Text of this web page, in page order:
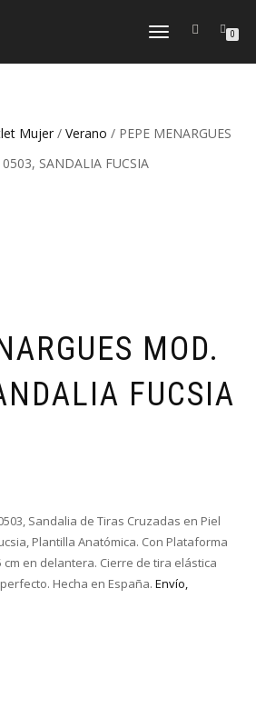
CAMBIAR
0
Mujer/ Verano / PEPE MENARGUES
SANDALIA FUCSIA
MOD.
FUCSIA
Sandalia de Tiras Cruzadas en Piel
Plantilla Anatómica. Con Plataforma
cm en delantera. Cierre de tira elástica
. Hecha en España. Envío,